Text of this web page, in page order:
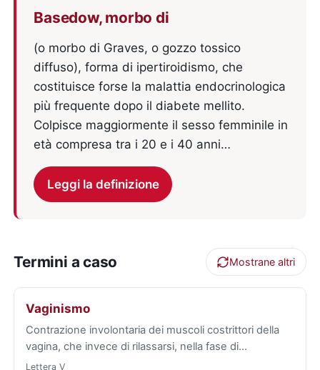
Basedow, morbo di
(o morbo di Graves, o gozzo tossico
diffuso), forma di ipertiroidismo, che
costituisce forse la malattia endocrinologica
più frequente dopo il diabete mellito.
Colpisce maggiormente il sesso femminile in
età compresa tra i 20 e i 40 anni…
Leggi la definizione
Termini a caso Mostrane altri
Vaginismo
Contrazione involontaria dei muscoli costrittori della
vagina, che invece di rilassarsi, nella fase di…
Lettera V